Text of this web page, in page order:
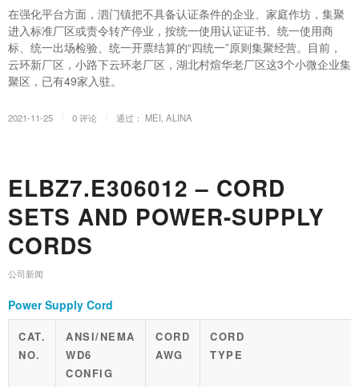
在强化平台方面，泗门镇把不具备认证条件的企业、家庭作坊，集聚
进入标准厂区或责令转产停业，按统一使用认证证书、统一使用商
标、统一出场检验、统一开票结算的“四统一”原则集聚经营。目前，
云环新厂区，小路下云环老厂区，湖北村煊华老厂区这3个小微企业集
聚区，已有49家入驻。
2021-11-25 0 评论 通过： MEI, ALINA
ELBZ7.E306012 – CORD
SETS AND POWER-SUPPLY
CORDS
公司新闻
Power Supply Cord
CAT.
NO.
ANSI/NEMA
WD6
CONFIG
CORD
AWG
CORD
TYPE